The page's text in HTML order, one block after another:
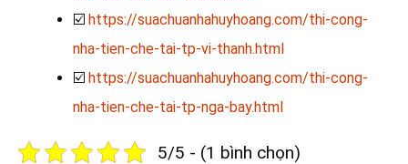
☑️ https://suachuanhahuyhoang.com/thi-cong-
nha-tien-che-tai-tp-vi-thanh.html
☑️ https://suachuanhahuyhoang.com/thi-cong-
nha-tien-che-tai-tp-nga-bay.html
5/5 - (1 bình chọn)